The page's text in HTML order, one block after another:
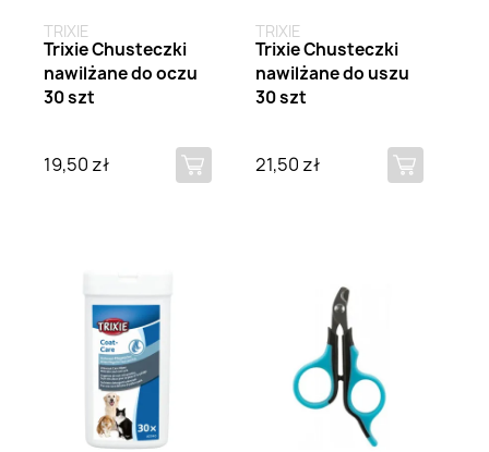
TRIXIE
Trixie Chusteczki
nawilżane do oczu
30 szt
19,50 zł
TRIXIE
Trixie Chusteczki
nawilżane do uszu
30 szt
21,50 zł